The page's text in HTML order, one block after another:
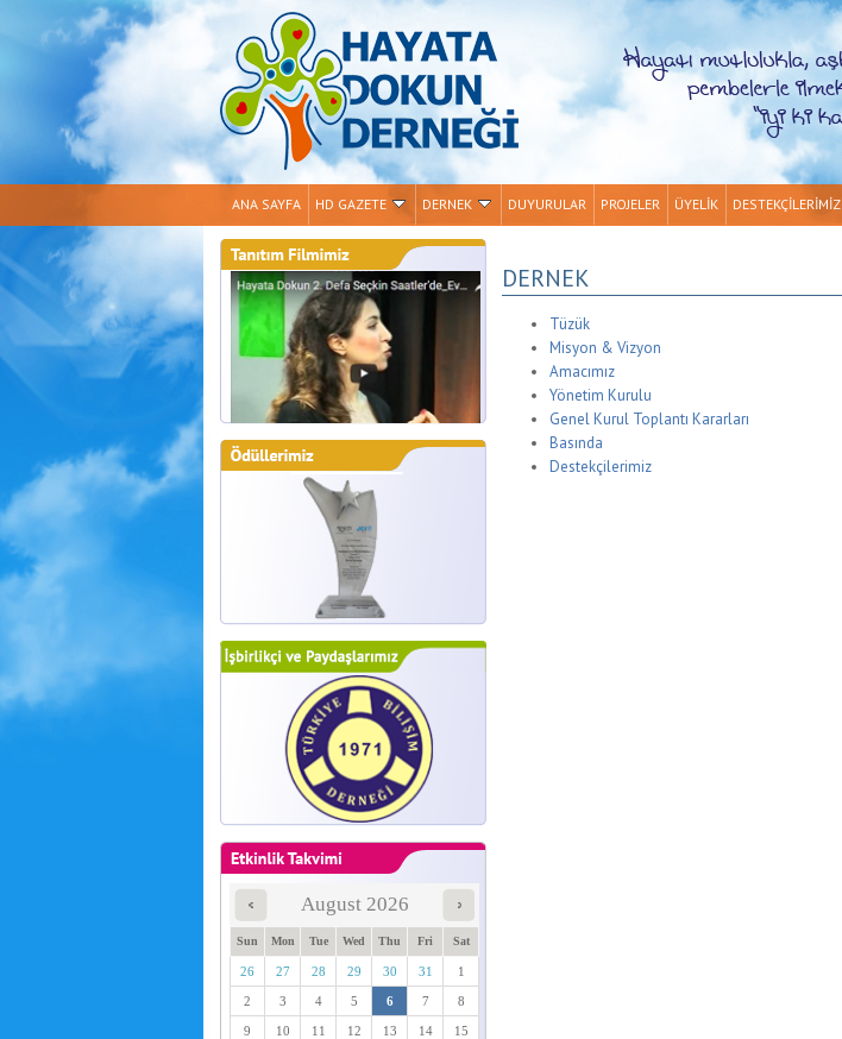
ANA SAYFA HD GAZETE DERNEK DUYURULAR PROJELER ÜYELİK DESTEKÇİLERİMİZ
August 2026
Sun Mon Tue Wed Thu Fri Sat
26 27 28 29 30 31 1
2 3 4 5 6 7 8
9 10 11 12 13 14 15
DERNEK
Tüzük
Misyon & Vizyon
Amacımız
Yönetim Kurulu
Genel Kurul Toplantı Kararları
Basında
Destekçilerimiz